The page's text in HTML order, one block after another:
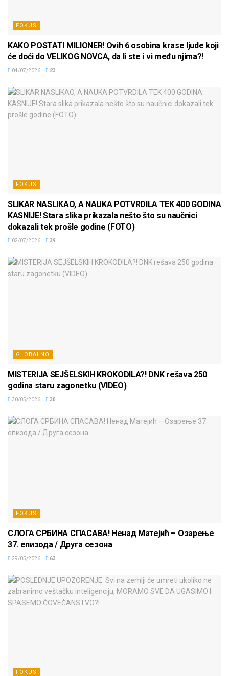
FOKUS
KAKO POSTATI MILIONER! Ovih 6 osobina krase ljude koji
će doći do VELIKOG NOVCA, da li ste i vi među njima?!
04/07/2026 23
FOKUS
SLIKAR NASLIKAO, A NAUKA POTVRDILA TEK 400 GODINA
KASNIJE! Stara slika prikazala nešto što su naučnici
dokazali tek prošle godine (FOTO)
02/07/2026 39
GLOBALNO
MISTERIJA SEJŠELSKIH KROKODILA?! DNK rešava 250
godina staru zagonetku (VIDEO)
30/05/2026 30
FOKUS
СЛОГА СРБИНА СПАСАВА! Ненад Матејић – Oзарење
37. епизода / Друга сезона
29/05/2026 63
FOKUS